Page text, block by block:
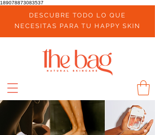
189078873083537
DESCUBRE TODO LO QUE
NECESITAS PARA TU HAPPY SKIN